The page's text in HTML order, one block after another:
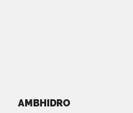
AMBHIDRO